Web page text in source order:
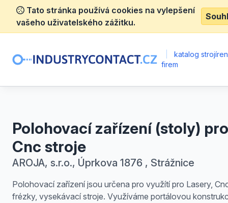
Tato stránka používá cookies na vylepšení
vašeho uživatelského zážitku.
katalog
firem
Polohovací zařízení (stoly) pro
Cnc stroje
AROJA, s.r.o., Úprkova 1876 , Strážnice
Polohovací zařízení jsou určena pro využítí pro Lasery,
frézky, vysekávací stroje. Využíváme portálovou